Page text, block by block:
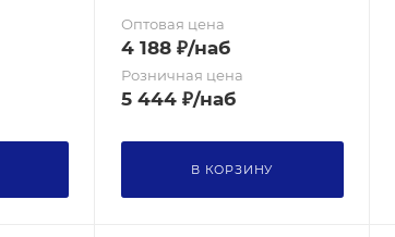
Оптовая цена
4 188₽/наб
Розничная цена
5 444₽/наб
В КОРЗИНУ